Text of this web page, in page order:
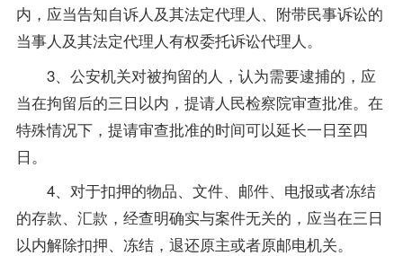
内，应当告知自诉人及其法定代理人、附带民事诉讼的
当事人及其法定代理人有权委托诉讼代理人。
3、公安机关对被拘留的人，认为需要逮捕的，应
当在拘留后的三日以内，提请人民检察院审查批准。在
特殊情况下，提请审查批准的时间可以延长一日至四
日。
4、对于扣押的物品、文件、邮件、电报或者冻结
的存款、汇款，经查明确实与案件无关的，应当在三日
以内解除扣押、冻结，退还原主或者原邮电机关。